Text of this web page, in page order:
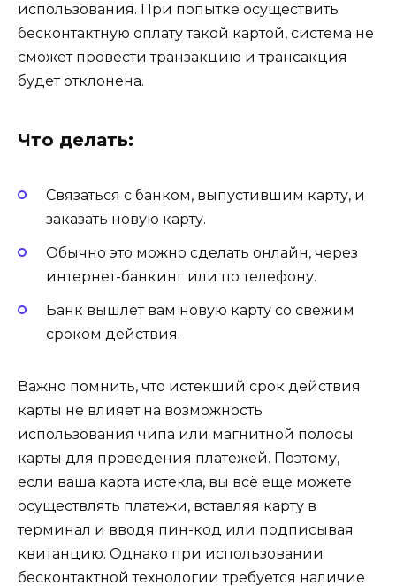
использования. При попытке осуществить
бесконтактную оплату такой картой, система не
сможет провести транзакцию и трансакция
будет отклонена.
Что делать:
Связаться с банком, выпустившим карту, и
заказать новую карту.
Обычно это можно сделать онлайн, через
интернет-банкинг или по телефону.
Банк вышлет вам новую карту со свежим
сроком действия.
Важно помнить, что истекший срок действия
карты не влияет на возможность
использования чипа или магнитной полосы
карты для проведения платежей. Поэтому,
если ваша карта истекла, вы всё еще можете
осуществлять платежи, вставляя карту в
терминал и вводя пин-код или подписывая
квитанцию. Однако при использовании
бесконтактной технологии требуется наличие